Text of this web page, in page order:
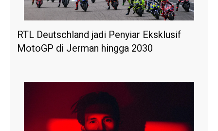
RTL Deutschland jadi Penyiar Eksklusif
MotoGP di Jerman hingga 2030